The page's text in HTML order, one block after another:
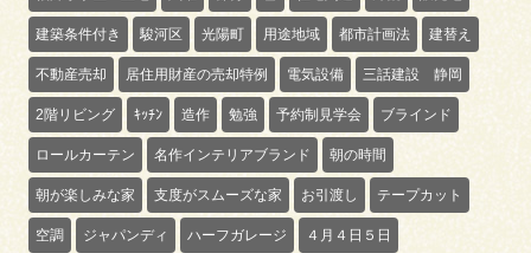
建築条件付き 駿河区 光陽町 用途地域 都市計画法 建替え
不動産売却 居住用財産の売却特例 電気設備 三話建設 静岡
2階リビング ｷｯﾁﾝ 造作 勉強 予約制見学会 ブラインド
ロールカーテン 名作インテリアブランド 朝の時間
朝が楽しみな家 支度がスムーズな家 お引渡し テープカット
空調 ジャパンディ ハーフガレージ ４月４日５日